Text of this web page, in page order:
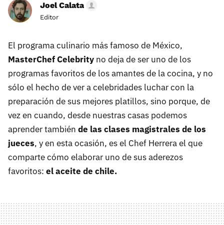
Joel Calata
Editor
El programa culinario más famoso de México,
MasterChef Celebrity no deja de ser uno de los
programas favoritos de los amantes de la cocina, y no
sólo el hecho de ver a celebridades luchar con la
preparación de sus mejores platillos, sino porque, de
vez en cuando, desde nuestras casas podemos
aprender también de las clases magistrales de los
jueces, y en esta ocasión, es el Chef Herrera el que
comparte cómo elaborar uno de sus aderezos
favoritos: el aceite de chile.